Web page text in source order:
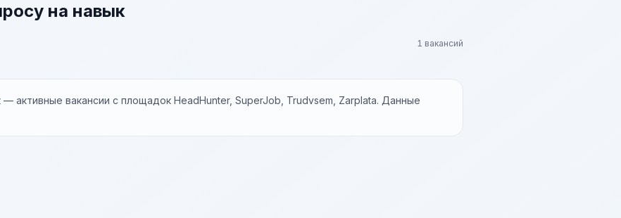
на навык
1 вакансий
— активные вакансии с площадок HeadHunter, SuperJob, Trudvsem, Zarplata. Данные